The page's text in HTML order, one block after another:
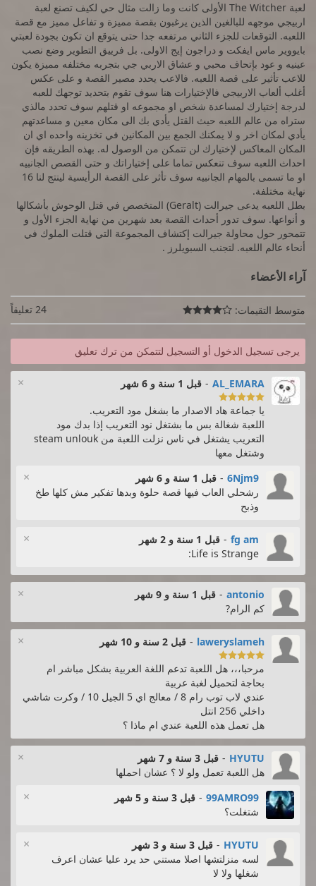
لعبة The Witcher الأولى كانت وما زالت مثال حي لكيف تصنع لعبة
اربيجي موجهه للبالغين الذين يرغبون بقصة مميزة و تفاعل مميز مع قصة
اللعبه. التوقعات للجزء الثاني مرتفعه جدا حتى يتوقع ان تكون بجودة لعبتي
بايووير ماس ايفكت و دراجون إيج الاولى. بل فرييق التطوير وضع نصب
عينيه و عود بإتحاف محبي و عشاق الاربي جي بتجربه مختلفه مميزة يكون
للاعب تأثير على قصة اللعبه. فالاعب يحدد مصير القصة و على عكس
أغلب ألعاب الاربيجي فالإختيارات هنا سوف تقوم بتحديد توجهك للعبه
لدرجة إختيارك لمساعدة شخص او مجموعه او قتلهم سوف تحدد مالذي
ستراه من عالم اللعبه حيث القتل يأدي بك الى مكان معين و مساعدتهم
يأدي لمكان اخر و لا يمكنك الجمع بين المكانين في تخزينه واحده اي ان
المكان المعاكس لإختيارك لن تتمكن من الوصول له. بهذه الطريقه فإن
احداث اللعبه سوف تنعكس تماما على إختياراتك و حتى القصص الجانبيه
او ما تسمى بالمهام الجانبيه سوف تأثر على القصة الرأيسية لينتج لنا 16
نهاية مختلفة.
بطل اللعبه يدعى جيرالت (Geralt) المتخصص في قتل الوحوش بأشكالها
و أنواعها. سوف تدور أحداث القصة بعد شهرين من نهاية الجزء الأول و
تتمحور حول محاولة جيرالت إكتشاف المجموعة التي قتلت الملوك في
أنحاء عالم اللعبه. لتجنب السبويلرز .
آراء الأعضاء
متوسط التقيمات:  24 تعليقاً
يرجى تسجيل الدخول أو التسجيل لتتمكن من ترك تعليق
× AL_EMARA
- قبل 1 سنة و 6 شهر

يا جماعة هاد الاصدار ما بشغل مود التعريب.
اللعبة شغالة بس ما بشتغل نود التعريب إذا بدك مود
التعريب يشتغل في ناس نزلت اللعبة من steam unlouk
وشتغل معها
× 6Njm9
- قبل 1 سنة و 6 شهر
رشحلي العاب فيها قصة حلوة وبدها تفكير مش كلها طخ
وذبح
× fg am
- قبل 1 سنة و 2 شهر
Life is Strange:
× antonio
- قبل 1 سنة و 9 شهر
كم الرام?
× laweryslameh
- قبل 2 سنة و 10 شهر

مرحبا،،، هل اللعبة تدعم اللغة العربية بشكل مباشر ام
بحاجة لتحميل لغبة عربية
عندي لاب توب رام 8 / معالج اي 5 الجيل 10 / وكرت شاشي
داخلي 256 انتل
هل تعمل هذه اللعبة عندي ام ماذا ؟
× HYUTU
- قبل 3 سنة و 7 شهر
هل اللعبة تعمل ولو لا ؟ عشان احملها
× 99AMRO99
- قبل 3 سنة و 5 شهر
شتغلت؟
× HYUTU
- قبل 3 سنة و 3 شهر
لسه منزلتشها اصلا مستني حد يرد عليا عشان اعرف
شغلها ولا لا